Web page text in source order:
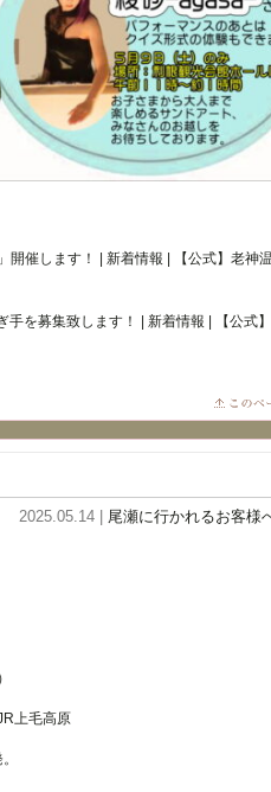
催します！ | 新着情報 | 【公式】老神
を募集致します！ | 新着情報 | 【公式
2025.05.14 | 尾瀬に行かれるお客様
毛高原